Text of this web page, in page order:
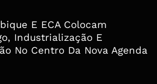
E ECA Colocam
Industrialização E
No Centro Da Nova Agenda